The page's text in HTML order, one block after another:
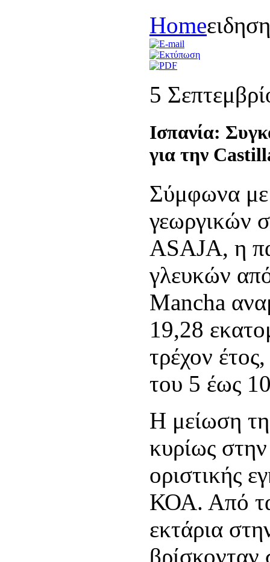
Home
5
Ισπανία:
για την
Σύμφωνα με
γεωργικών
ASAJA, η
γλευκών
Mancha
19,28
τρέχον
του 5 έως
Η μείωση
κυρίως
οριστικής
ΚΟΑ. Από
εκτάρια
βρίσκονταν